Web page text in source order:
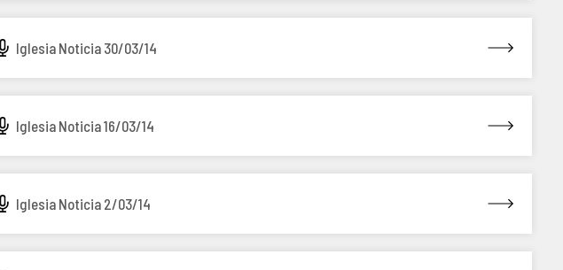
Iglesia Noticia 30/03/14
Iglesia Noticia 16/03/14
Iglesia Noticia 2/03/14